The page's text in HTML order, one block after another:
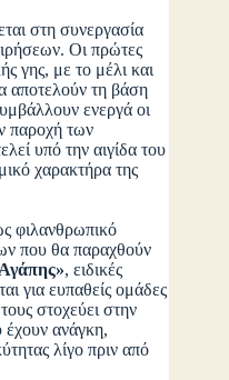
στη συνεργασία
Οι πρώτες
γης, με το μέλι και
αποτελούν τη βάση
ενεργά οι
παροχή των
υπό την αιγίδα του
χαρακτήρα της
φιλανθρωπικό
που θα παραχθούν
, ειδικές
για ευπαθείς ομάδες
στοχεύει στην
ανάγκη,
λίγο πριν από